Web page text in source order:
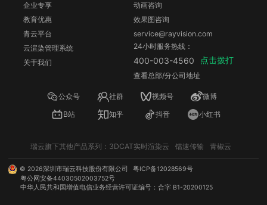
企业专享
教育优惠
青云平台
云渲染管理系统
关于我们
动画咨询
效果图咨询
service@rayvision.com
24小时服务热线：
400-003-4560 点击拨打
查看总部/分公司地址
公众号 社群 视频号
微博
B站
知乎 抖音 小红书
瑞云旗下其他产品系列： 3DCAT实时渲染云 镭速传输 青椒云
© 2026深圳市瑞云科技股份有限公司
粤ICP备12028569号
粤公网安备44030502003752号
中华人民共和国增值电信业务经营许可证编号：合字 B1-20200125